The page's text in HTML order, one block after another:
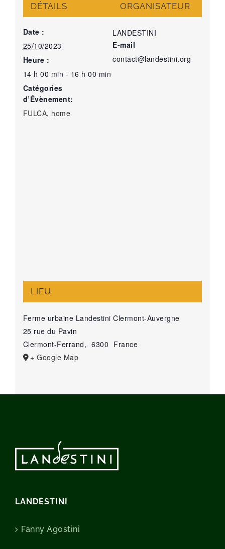
DÉTAILS
Date :
25/10/2023
Heure :
14 h 00 min - 16 h 00 min
Catégories
d’Évènement:
FULCA, home
ORGANISATEUR
LANDESTINI
E-mail
contact@landestini.org
LIEU
Ferme urbaine Landestini Clermont-Auvergne
25 rue du Pavin
Clermont-Ferrand, 6300 France
+ Google Map
LANDESTINI
Fanny Agostini